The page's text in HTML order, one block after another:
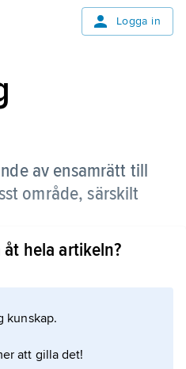
Logga in
av ensamrätt till
område, särskilt
artikeln
hela artikeln?
kunskap.
att gilla det!